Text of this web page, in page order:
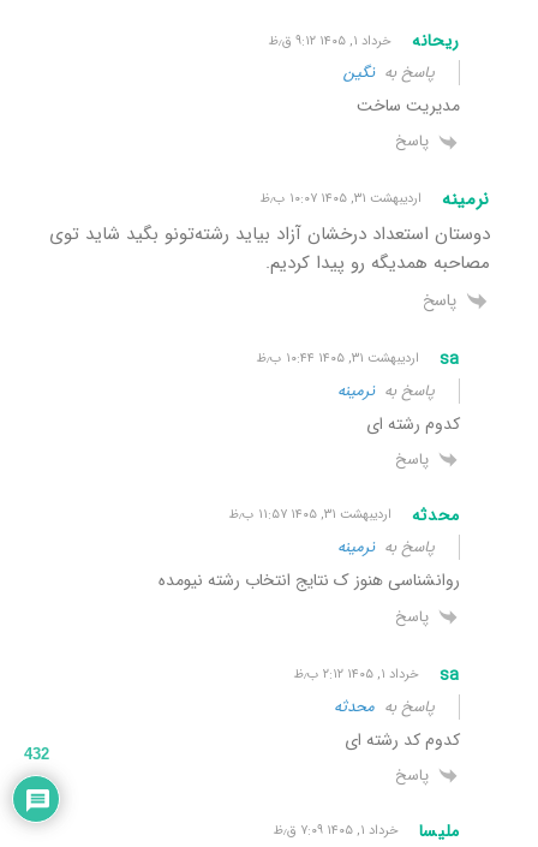
ریحانه خرداد ۱, ۱۴۰۵ ۹:۱۲ ق٫ظ
پاسخ بهنگین
مدیریت ساخت
پاسخ
نرمینه اردیبهشت ۳۱, ۱۴۰۵ ۱۰:۰۷ ب٫ظ
دوستان استعداد درخشان آزاد بیاید رشته‌تونو بگید شاید توی
مصاحبه همدیگه رو پیدا کردیم.
پاسخ
sa اردیبهشت ۳۱, ۱۴۰۵ ۱۰:۴۴ ب٫ظ
پاسخ بهنرمینه
کدوم رشته ای
پاسخ
محدثه اردیبهشت ۳۱, ۱۴۰۵ ۱۱:۵۷ ب٫ظ
پاسخ بهنرمینه
روانشناسی هنوز ک نتایج انتخاب رشته نیومده
پاسخ
sa خرداد ۱, ۱۴۰۵ ۲:۱۲ ب٫ظ
پاسخ به محدثه
کدوم کد رشته ای
پاسخ
ملیسا خرداد ۱, ۱۴۰۵ ۷:۰۹ ق٫ظ
432